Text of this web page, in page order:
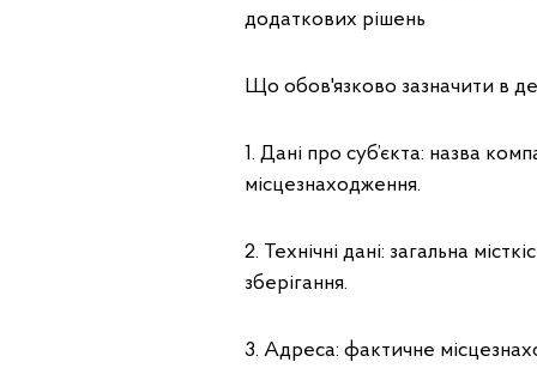
додаткових рішень
Що обов'язково зазначити в
1. Дані про суб’єкта: назва
місцезнаходження.
2. Технічні дані: загальна
зберігання.
3. Адреса: фактичне